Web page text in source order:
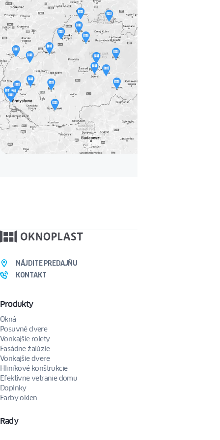
Produkty
Okná
Posuvné dvere
Vonkajšie rolety
Fasádne žalúzie
Vonkajšie dvere
Hliníkové konštrukcie
Efektívne vetranie domu
Doplnky
Farby okien
Rady
NÁJDITE PREDAJŇU
KONTAKT